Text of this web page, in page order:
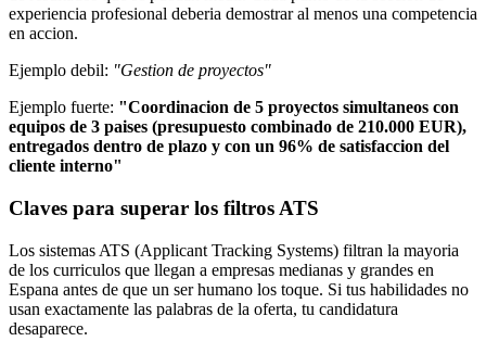
experiencia profesional deberia demostrar al menos una competencia
en accion.
Ejemplo debil: "Gestion de proyectos"
Ejemplo fuerte: "Coordinacion de 5 proyectos simultaneos con
equipos de 3 paises (presupuesto combinado de 210.000 EUR),
entregados dentro de plazo y con un 96% de satisfaccion del
cliente interno"
Claves para superar los filtros ATS
Los sistemas ATS (Applicant Tracking Systems) filtran la mayoria
de los curriculos que llegan a empresas medianas y grandes en
Espana antes de que un ser humano los toque. Si tus habilidades no
usan exactamente las palabras de la oferta, tu candidatura
desaparece.